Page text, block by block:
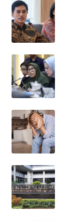
WAHANA
SPORT
UMKM
WAHANA
SELEB
WAHANA
PERSONA
OTOMOTIF
WAHANA
HEALTH